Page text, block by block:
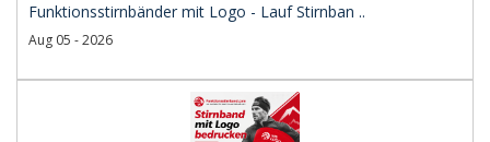
Funktionsstirnbänder mit Logo - Lauf Stirnban ..
Aug 05 - 2026